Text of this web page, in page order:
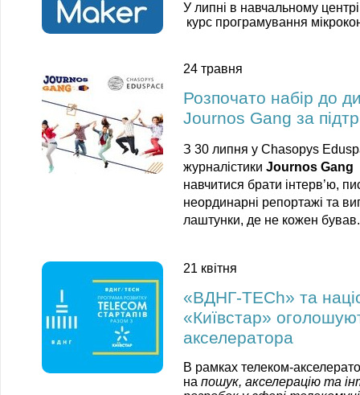
У липні в навчальному
курс програмування
24 травня
Розпочато набір до
Journоs Gang за
З 30 липня у Chasopys
журналістики Journоs Gang
навчитися брати інтерв’ю,
неординарні репортажі та
лаштунки, де не кожен
21 квітня
«ВДНГ-TECh» та
«Київстар»
акселератора
В рамках телеком-
на пошук, акселерацію та